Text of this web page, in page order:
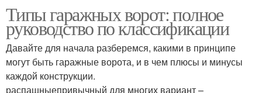
Типы гаражных ворот: полное
руководство по классификации
Давайте для начала разберемся, какими в принципе
могут быть гаражные ворота, и в чем плюсы и минусы
каждой конструкции.
распашныепривычный для многих вариант –